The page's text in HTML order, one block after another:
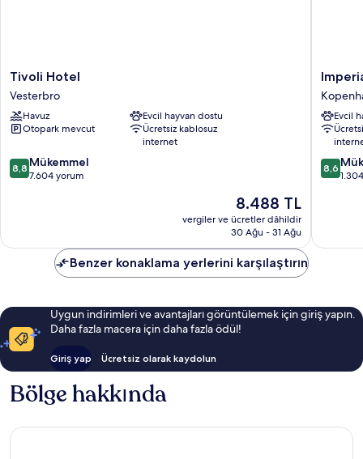
Tivoli
Hotel
Vesterbro
Tivoli Hotel
Vesterbro
Havuz
Evcil hayvan dostu
Otopark mevcut
Ücretsiz kablosuz
internet
10
üzerinden
8,8 Mükemmel
7.604 yorum
Güncel
fiyat:
8.488 TL
8.488 TL
vergiler ve ücretler dâhildir
30 Ağu - 31 Ağu
Imperial
Hotel
Kent
Merkezi
Evcil
10
8,6
Benzer konaklama yerlerini karşılaştırın
Uygun indirimleri ve avantajları görüntülemek için giriş yapın.
Daha fazla macera için daha fazla ödül!
Giriş yap Ücretsiz olarak kaydolun
Bölge hakkında